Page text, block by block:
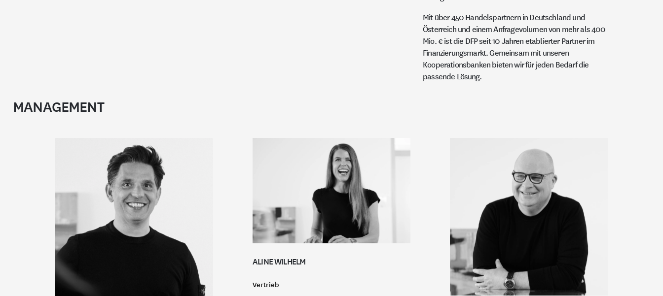
Mit über 450 Handelspartnern in Deutschland und
Österreich und einem Anfragevolumen von mehr als 400
Mio. € ist die DFP seit 10 Jahren etablierter Partner im
Finanzierungsmarkt. Gemeinsam mit unseren
Kooperationsbanken bieten wir für jeden Bedarf die
passende Lösung.
MANAGEMENT
ALINE WILHELM
Vertrieb